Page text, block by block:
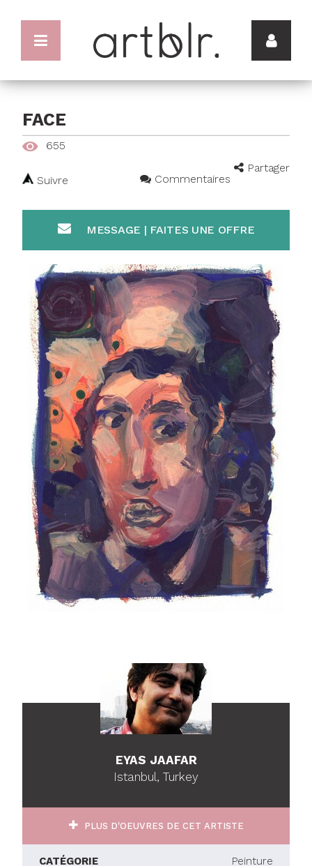
FACE
655
Partager
Suivre
Commentaires
MESSAGE | FAITES UNE OFFRE
EYAS JAAFAR
Istanbul, Turkey
PLUS D'OEUVRES DE CET ARTISTE
CATÉGORIE Peinture